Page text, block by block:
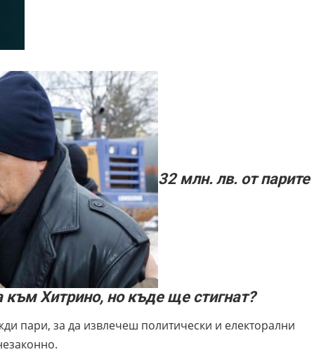
32 млн. лв. от парите
към Хитрино, но къде ще стигнат?
пари, за да извлечеш политически и електорални